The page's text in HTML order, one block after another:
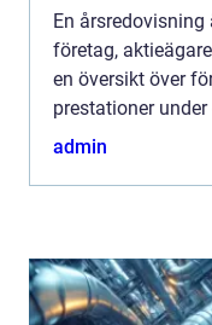
En
företag,
en översikt över
prestationer
inblic...
admin